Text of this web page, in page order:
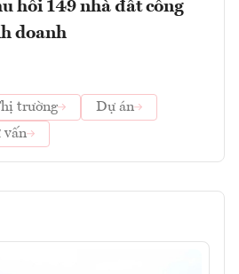
hồi 149 nhà đất công
doanh
trường
Dự án
vấn